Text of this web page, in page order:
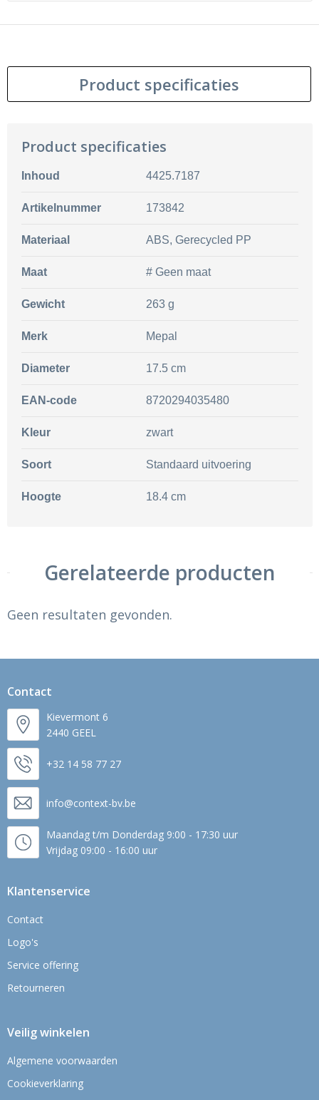
Product specificaties
Product specificaties
Inhoud 4425.7187
Artikelnummer 173842
Materiaal ABS, Gerecycled PP
Maat # Geen maat
Gewicht 263 g
Merk Mepal
Diameter 17.5 cm
EAN-code 8720294035480
Kleur zwart
Soort Standaard uitvoering
Hoogte 18.4 cm
Gerelateerde producten
Geen resultaten gevonden.
Contact
Kievermont 6
2440 GEEL
+32 14 58 77 27
info@context-bv.be
Maandag t/m Donderdag 9:00 - 17:30 uur
Vrijdag 09:00 - 16:00 uur
Klantenservice
Contact
Logo's
Service offering
Retourneren
Veilig winkelen
Algemene voorwaarden
Cookieverklaring